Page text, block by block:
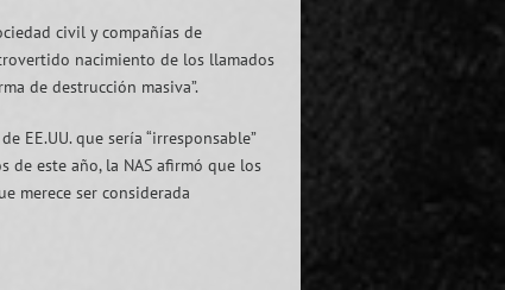
civil y compañías de
nacimiento de los llamados
de destrucción masiva”.
EE.UU. que sería “irresponsable”
este año, la NAS afirmó que los
merece ser considerada